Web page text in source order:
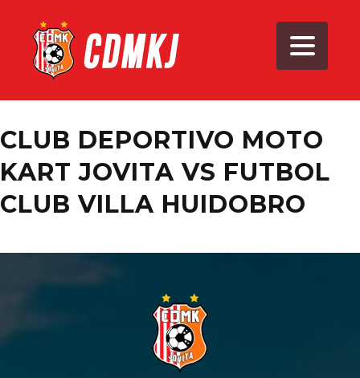
CLUB DEPORTIVO MOTO
KART JOVITA VS FUTBOL
CLUB VILLA HUIDOBRO